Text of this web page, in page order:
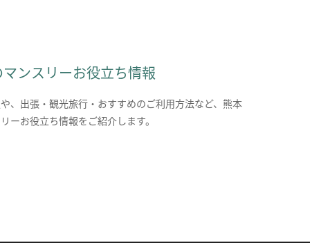
ンスリーお役立ち情報
、出張・観光旅行・おすすめのご利用方法など、熊本
ーお役立ち情報をご紹介します。